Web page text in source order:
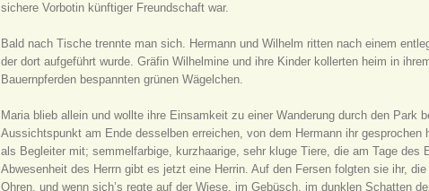
sichere Vorbotin künftiger Freundschaft war.
Bald nach Tische trennte man sich. Hermann und Wilhelm ritten nach einem
der dort aufgeführt wurde. Gräfin Wilhelmine und ihre Kinder kollerten heim in
Bauernpferden bespannten grünen Wägelchen.
Maria blieb allein und wollte ihre Einsamkeit zu einer Wanderung durch den Park
Aussichtspunkt am Ende desselben erreichen, von dem Hermann ihr gesprochen
als Begleiter mit; semmelfarbige, kurzhaarige, sehr kluge Tiere, die am Tage des
Abwesenheit des Herrn gibt es jetzt eine Herrin. Auf den Fersen folgten sie ihr,
Ohren, und wenn sich’s regte auf der Wiese, im Gebüsch, im dunklen Schatten